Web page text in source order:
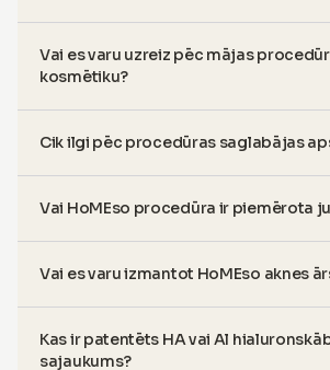
Vai es varu uzreiz pēc mājas
kosmētiku?
Cik ilgi pēc procedūras saglabājas
Vai HoMEso procedūra ir piemērota
Vai es varu izmantot HoMEso aknes
Kas ir patentēts HA vai Al
sajaukums?